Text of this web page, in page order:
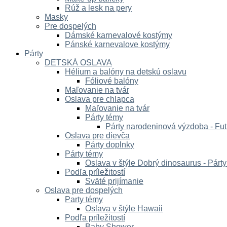
Rúž a lesk na pery
Masky
Pre dospelých
Dámské karnevalové kostýmy
Pánské karnevalove kostýmy
Párty
DETSKÁ OSLAVA
Hélium a balóny na detskú oslavu
Fóliové balóny
Maľovanie na tvár
Oslava pre chlapca
Maľovanie na tvár
Párty témy
Párty narodeninová výzdoba -
Oslava pre dievča
Párty doplnky
Párty témy
Oslava v štýle Dobrý dinosaurus -
Podľa príležitostí
Sväté prijímanie
Oslava pre dospelých
Party témy
Oslava v štýle Hawaii
Podľa príležitostí